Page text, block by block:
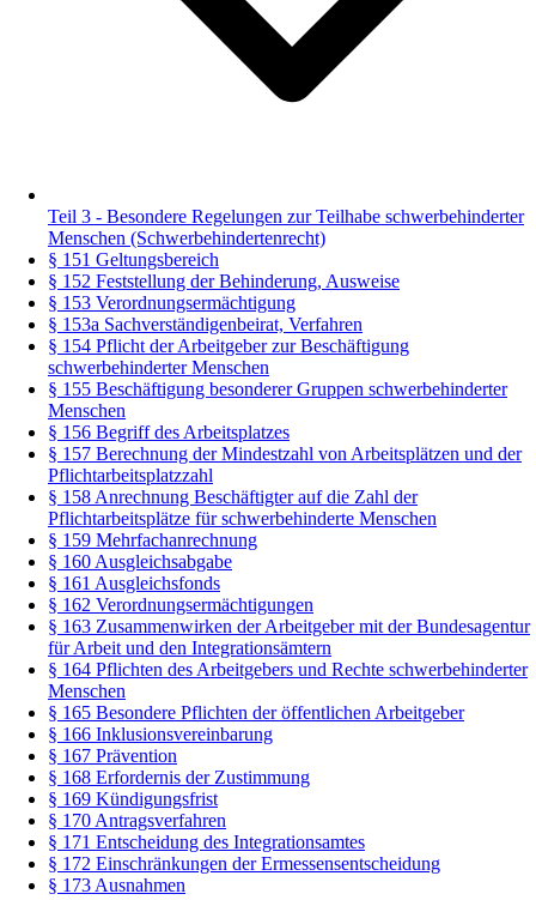
Teil 3 - Besondere Regelungen zur Teilhabe schwerbehinderter
Menschen (Schwerbehindertenrecht)
§ 151 Geltungsbereich
§ 152 Feststellung der Behinderung, Ausweise
§ 153 Verordnungsermächtigung
§ 153a Sachverständigenbeirat, Verfahren
§ 154 Pflicht der Arbeitgeber zur Beschäftigung
schwerbehinderter Menschen
§ 155 Beschäftigung besonderer Gruppen schwerbehinderter
Menschen
§ 156 Begriff des Arbeitsplatzes
§ 157 Berechnung der Mindestzahl von Arbeitsplätzen und der
Pflichtarbeitsplatzzahl
§ 158 Anrechnung Beschäftigter auf die Zahl der
Pflichtarbeitsplätze für schwerbehinderte Menschen
§ 159 Mehrfachanrechnung
§ 160 Ausgleichsabgabe
§ 161 Ausgleichsfonds
§ 162 Verordnungsermächtigungen
§ 163 Zusammenwirken der Arbeitgeber mit der Bundesagentur
für Arbeit und den Integrationsämtern
§ 164 Pflichten des Arbeitgebers und Rechte schwerbehinderter
Menschen
§ 165 Besondere Pflichten der öffentlichen Arbeitgeber
§ 166 Inklusionsvereinbarung
§ 167 Prävention
§ 168 Erfordernis der Zustimmung
§ 169 Kündigungsfrist
§ 170 Antragsverfahren
§ 171 Entscheidung des Integrationsamtes
§ 172 Einschränkungen der Ermessensentscheidung
§ 173 Ausnahmen